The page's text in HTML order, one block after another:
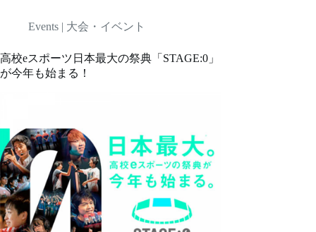
Events | 大会・イベント
高校eスポーツ日本最大の祭典「STAGE:0」
が今年も始まる！